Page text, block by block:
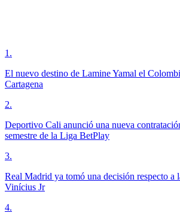
1 .
El nuevo destino de Lamine Yamal el
Cartagena
2.
Deportivo Cali anunció una nueva
semestre de la Liga BetPlay
3.
Real Madrid ya tomó una decisión respecto a
Vinícius Jr
4.